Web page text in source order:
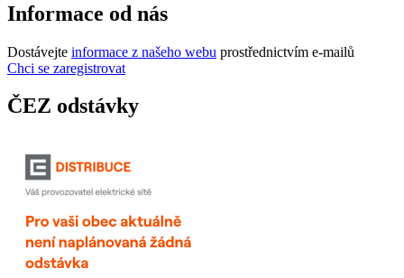
Informace od nás
Dostávejte informace z našeho webu prostřednictvím e-mailů
Chci se zaregistrovat
ČEZ odstávky